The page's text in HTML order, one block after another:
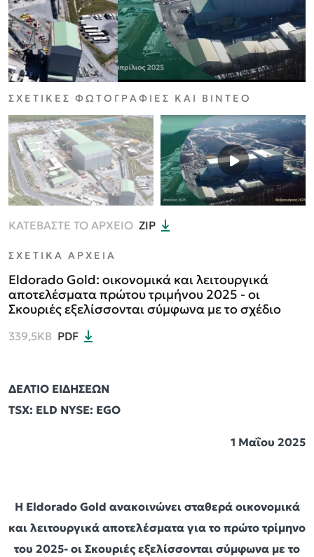
ΣΧΕΤΙΚΕΣ ΦΩΤΟΓΡΑΦΙΕΣ ΚΑΙ ΒΙΝΤΕΟ
ΚΑΤΕΒΑΣΤΕ ΤΟ ΑΡΧΕΙΟ ZIP
ΣΧΕΤΙΚΑ ΑΡΧΕΙΑ
Eldorado Gold: οικονομικά και λειτουργικά
αποτελέσματα πρώτου τριμήνου 2025 - οι
Σκουριές εξελίσσονται σύμφωνα με το σχέδιο
339,5KB PDF
ΔΕΛΤΙΟ ΕΙΔΗΣΕΩΝ
TSX: ELD NYSE: EGO
1 Μαΐου 2025
Η Eldorado Gold ανακοινώνει σταθερά οικονομικά
και λειτουργικά αποτελέσματα για το πρώτο τρίμηνο
του 2025- οι Σκουριές εξελίσσονται σύμφωνα με το